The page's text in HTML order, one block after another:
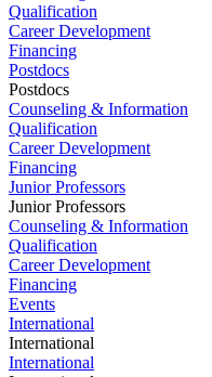
Qualification
Career Development
Financing
Postdocs
Postdocs
Counseling & Information
Qualification
Career Development
Financing
Junior Professors
Junior Professors
Counseling & Information
Qualification
Career Development
Financing
Events
International
International
International